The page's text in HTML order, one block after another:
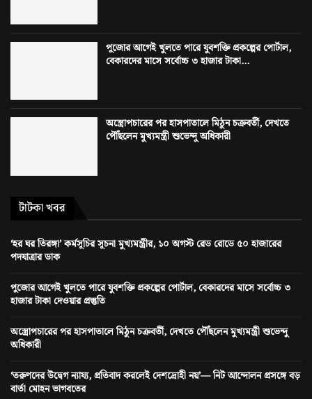
পুজোর আগেই খুলতে পারে যুবশক্তি প্রকল্পের পোর্টাল,
বেকারদের মাসে সর্বোচ্চ ৩ হাজার টাকা...
অস্ত্রোপচারের পর হাসপাতালে মিঠুন চক্রবর্তী, দেখতে
পৌঁছলেন মুখ্যমন্ত্রী শুভেন্দু অধিকারী
টাটকা খবর
‘হর ঘর তিরঙ্গা’ কর্মসূচির সূচনা মুখ্যমন্ত্রীর, ১০ অগস্ট রেড রোডে ৫০ হাজারের
পদযাত্রার ডাক
পুজোর আগেই খুলতে পারে যুবশক্তি প্রকল্পের পোর্টাল, বেকারদের মাসে সর্বোচ্চ ৩
হাজার টাকা দেওয়ার প্রস্তুতি
অস্ত্রোপচারের পর হাসপাতালে মিঠুন চক্রবর্তী, দেখতে পৌঁছলেন মুখ্যমন্ত্রী শুভেন্দু
অধিকারী
‘তরুণদের উদ্বেগ ন্যায্য, প্রতিবাদ করলেই দেশদ্রোহী নয়’— নিট আন্দোলন প্রসঙ্গে বড়
বার্তা মোহন ভাগবতের